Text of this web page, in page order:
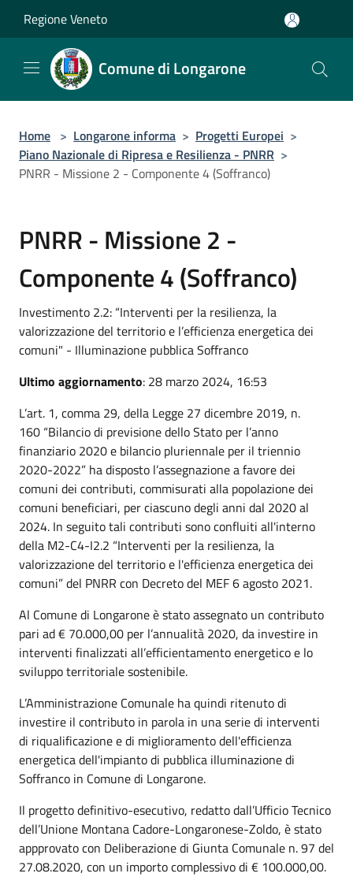
Regione Veneto
Comune di Longarone
Home > Longarone informa > Progetti Europei >
Piano Nazionale di Ripresa e Resilienza - PNRR >
PNRR - Missione 2 - Componente 4 (Soffranco)
PNRR - Missione 2 -
Componente 4 (Soffranco)
Investimento 2.2: “Interventi per la resilienza, la
valorizzazione del territorio e l’efficienza energetica dei
comuni" - Illuminazione pubblica Soffranco
Ultimo aggiornamento: 28 marzo 2024, 16:53
L’art. 1, comma 29, della Legge 27 dicembre 2019, n.
160 “Bilancio di previsione dello Stato per l’anno
finanziario 2020 e bilancio pluriennale per il triennio
2020-2022” ha disposto l’assegnazione a favore dei
comuni dei contributi, commisurati alla popolazione dei
comuni beneficiari, per ciascuno degli anni dal 2020 al
2024. In seguito tali contributi sono confluiti all'interno
della M2-C4-I2.2 “Interventi per la resilienza, la
valorizzazione del territorio e l'efficienza energetica dei
comuni” del PNRR con Decreto del MEF 6 agosto 2021.
Al Comune di Longarone è stato assegnato un contributo
pari ad € 70.000,00 per l’annualità 2020, da investire in
interventi finalizzati all’efficientamento energetico e lo
sviluppo territoriale sostenibile.
L’Amministrazione Comunale ha quindi ritenuto di
investire il contributo in parola in una serie di interventi
di riqualificazione e di miglioramento dell'efficienza
energetica dell'impianto di pubblica illuminazione di
Soffranco in Comune di Longarone.
Il progetto definitivo-esecutivo, redatto dall’Ufficio Tecnico
dell’Unione Montana Cadore-Longaronese-Zoldo, è stato
appprovato con Deliberazione di Giunta Comunale n. 97 del
27.08.2020, con un importo complessivo di € 100.000,00.